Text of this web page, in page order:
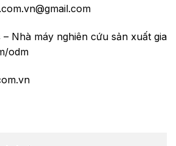
– Nhà máy nghiên cứu sản xuất gia
odm